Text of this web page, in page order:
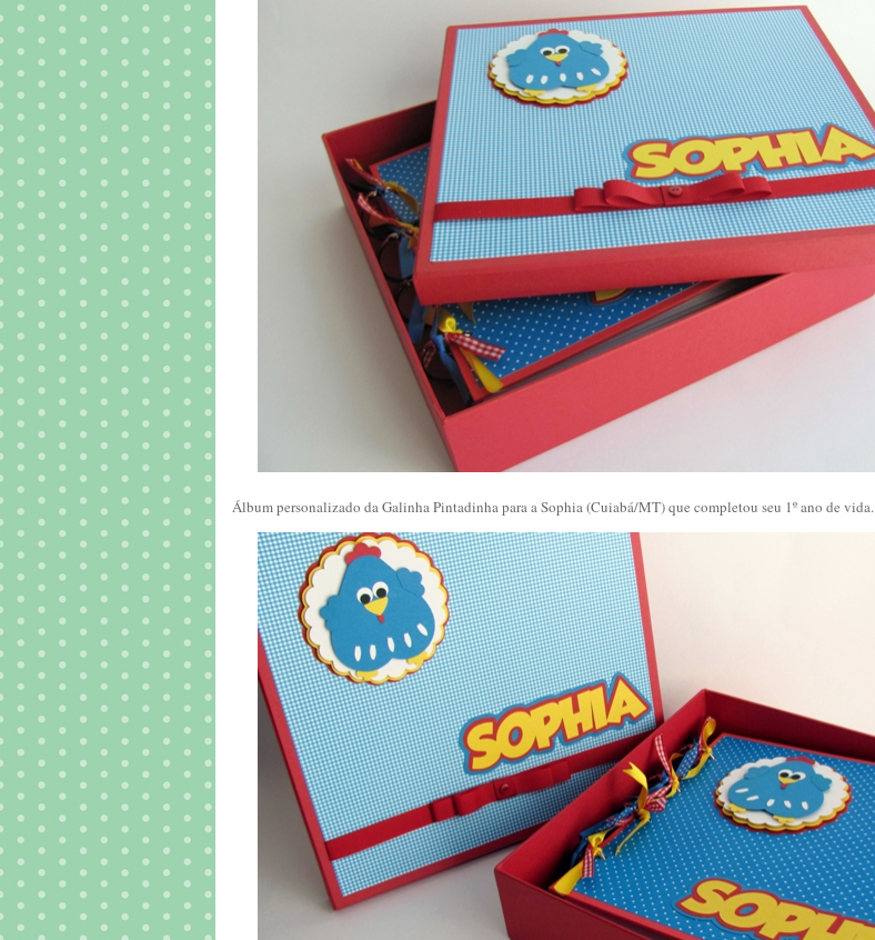
Álbum personalizado da Galinha Pintadinha para a Sophia (Cuiabá/MT) que completou seu 1º ano de vida.